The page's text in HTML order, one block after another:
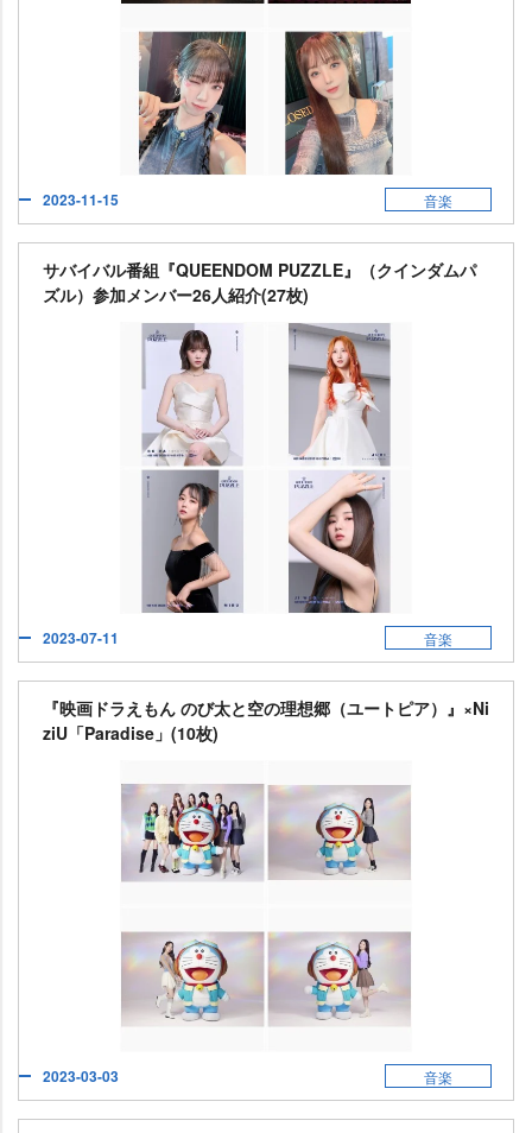
2023-11-15 音楽
サバイバル番組『QUEENDOM PUZZLE』（クインダムパ
ズル）参加メンバー26人紹介(27枚)
2023-07-11 音楽
『映画ドラえもん のび太と空の理想郷（ユートピア）』×Ni
ziU「Paradise」(10枚)
2023-03-03 音楽